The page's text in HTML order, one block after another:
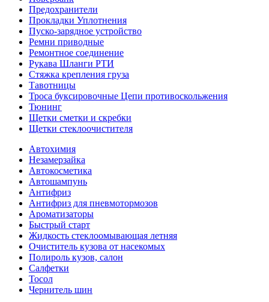
Предохранители
Прокладки Уплотнения
Пуско-зарядное устройство
Ремни приводные
Ремонтное соединение
Рукава Шланги РТИ
Стяжка крепления груза
Тавотницы
Троса буксировочные Цепи противоскольжения
Тюнинг
Щетки сметки и скребки
Щетки стеклоочистителя
Автохимия
Незамерзайка
Автокосметика
Автошампунь
Антифриз
Антифриз для пневмотормозов
Ароматизаторы
Быстрый старт
Жидкость стеклоомывающая летняя
Очиститель кузова от насекомых
Полироль кузов, салон
Салфетки
Тосол
Чернитель шин